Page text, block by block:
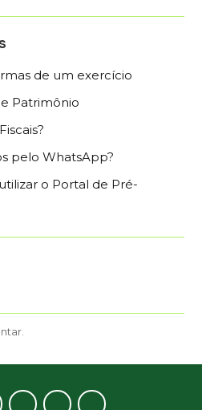
de um exercício
Patrimônio
pelo WhatsApp?
o Portal de Pré-